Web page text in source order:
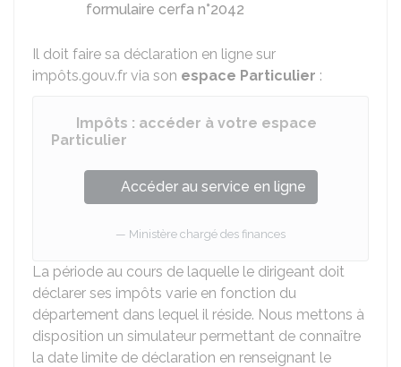
formulaire cerfa n°2042
Il doit faire sa déclaration en ligne sur
impôts.gouv.fr via son espace Particulier :
Impôts : accéder à votre espace
Particulier
Accéder au service en ligne
Ministère chargé des finances
La période au cours de laquelle le dirigeant doit
déclarer ses impôts varie en fonction du
département dans lequel il réside. Nous mettons à
disposition un simulateur permettant de connaître
la date limite de déclaration en renseignant le